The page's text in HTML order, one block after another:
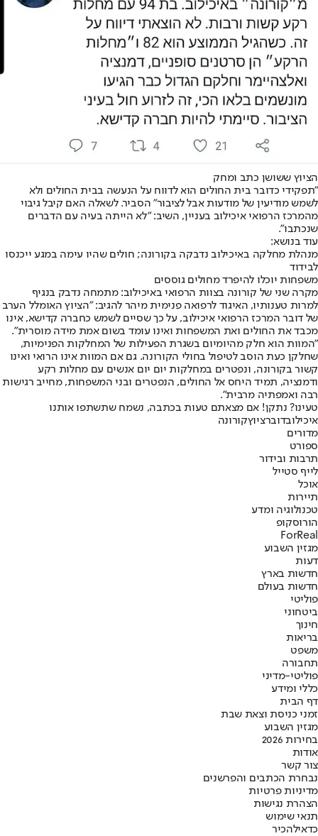
הציוץ ששושן כתב ומחק
"תפקידי כדובר בית החולים הוא לדווח על הנעשה בבית החולים ולא
לשמש מודיעין של מודעות אבל לציבור" הסביר. לשאלה האם קיבל גיבוי
מהמרכז הרפואי איכילוב בעניין, השיב: "לא הייתה בעיה עם הדברים
שנכתבו".
עוד בנושא:
מנהלת מחלקה באיכילוב נדבקה בקורונה; חולים שהיו עימה במגע ייכנסו
לבידוד
משפחות יוכלו להיפרד מחולים גוססים
מקרה שני של קורונה בצוות הרפואי באיכילוב: מתמחה נדבק בנגיף
למרות טענותיו, האיגוד לרפואה פנימית מיהר להגיב: "הציוץ האומלל הערב
של דובר המרכז הרפואי איכילוב, על כך שסיים לשמש כחברה קדישא, אינו
מכבד את החולים ואת המשפחות ואינו עומד בשום אמת מידה מוסרית".
"המוות הוא חלק מהיומיום בשגרת הפעילות של המחלקות הפנימיות,
שחלקן כעת הוסב לטיפול בחולי הקורונה. גם אם המוות אינו הרואי ואינו
קשור בקורונה, ונפטרים במחלקות יום יום אנשים עם מחלות רקע
ודמנציה, תמיד היחס אל החולים, הנפטרים ובני המשפחות, מחייב רגישות
רבה ואמפתיה מרבית".
טעינו? נתקן! אם מצאתם טעות בכתבה, נשמח שתשתפו אותנו
איכילובדוברציוץקורונה
מדורים
ספורט
תרבות ובידור
לייף סטייל
אוכל
תיירות
טכנולוגיה ומדע
הורוסקופ
ForReal
מגזין השבוע
דעות
חדשות בארץ
חדשות בעולם
פוליטי
ביטחוני
חינוך
בריאות
משפט
תחבורה
פוליטי-מדיני
כללי ומידע
דף הבית
זמני כניסת וצאת שבת
מגזין השבוע
בחירות 2026
אודות
צור קשר
נבחרת הכתבים והפרשנים
מדיניות פרטיות
הצהרת נגישות
תנאי שימוש
כדאילהכיר